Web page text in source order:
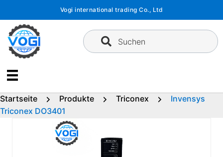
springen
Vogi international trading Co., Ltd
Suchen
Startseite Produkte Triconex
Invensys
Triconex DO3401